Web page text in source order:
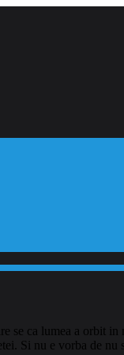
se ca lumea a orbit
Si nu e vorba de